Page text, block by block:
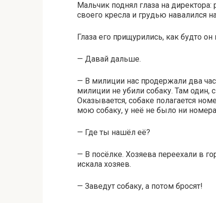
Мальчик поднял глаза на
своего кресла и грудью навалился
Глаза его прищурились, как будто
— Давай дальше.
— В милиции нас продержали два
милиции не убили собаку. Там один,
Оказывается, собаке полагается
мою собаку, у неё не было ни
— Где ты нашёл её?
— В посёлке. Хозяева переехали в
искала хозяев.
— Заведут собаку, а потом бросят!